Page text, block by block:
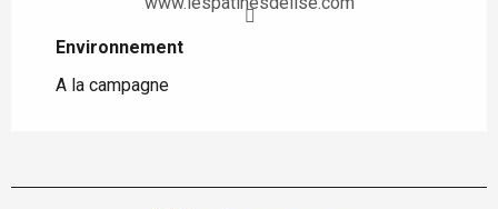
Environnement
Environnement
A la campagne